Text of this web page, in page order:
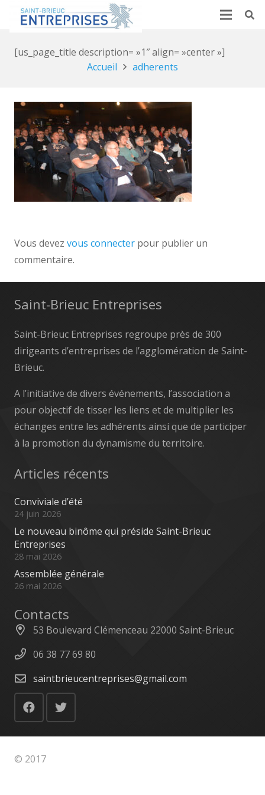
[us_page_title description= »1″ align= »center »]
Accueil
adherents
Vous devez vous connecter pour publier un
commentaire.
Saint-Brieuc Entreprises
Saint-Brieuc Entreprises regroupe près de 300
dirigeants d’entreprises de l’agglomération de Saint-
Brieuc.
A l’initiative de divers événements, l’association a
pour objectif de tisser les liens et de multiplier les
échanges entre les adhérents ainsi que de participer
à la promotion du dynamisme du territoire.
Articles récents
Conviviale d’été
24 juin 2026
Le nouveau binôme qui préside Saint-Brieuc
Entreprises
28 mai 2026
Assemblée générale
26 mai 2026
Contacts
53 Boulevard Clémenceau 22000 Saint-Brieuc
06 38 77 69 80
saintbrieucentreprises@gmail.com
© 2017